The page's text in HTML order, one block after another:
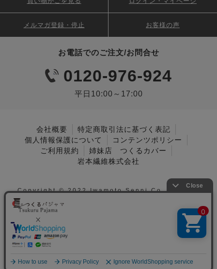
メニュー
お電話でのご注文/お問合せ
0120-976-924
平日10:00～17:00
メルマガ登録・停止 お客様の声
会社概要
特定商取引法に基づく表記
個人情報保護について
コンテンツポリシー
ご利用規約
姉妹店 つくるカバー
岩本繊維株式会社
Copyright © 2022 Iwamoto Senni Co., Ltd. All